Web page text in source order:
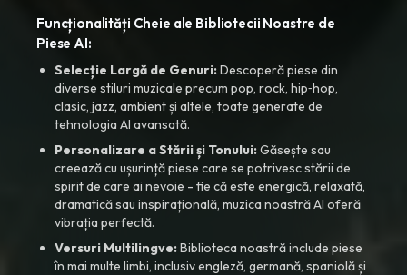
Funcționalități Cheie ale Bibliotecii Noastre de
Piese AI:
Selecție Largă de Genuri:Descoperă piese din
diverse stiluri muzicale precum pop, rock, hip‑hop,
clasic, jazz, ambient și altele, toate generate de
tehnologia AI avansată.
Personalizare a Stării și Tonului:Găsește sau
creează cu ușurință piese care se potrivesc stării de
spirit de care ai nevoie - fie că este energică, relaxată,
dramatică sau inspirațională, muzica noastră AI oferă
vibrația perfectă.
Versuri Multilingve:Biblioteca noastră include piese
în mai multe limbi, inclusiv engleză, germană, spaniolă și